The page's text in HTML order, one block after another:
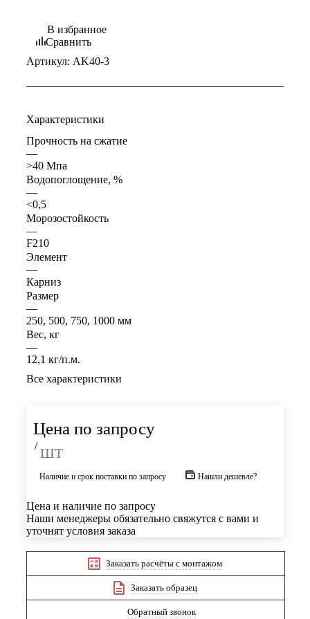
В избранное
Сравнить
Артикул: AK40-3
Характеристики
Прочность на сжатие
—
>40 Мпа
Водопоглощение, %
—
<0,5
Морозостойкость
—
F210
Элемент
—
Карниз
Размер
—
250, 500, 750, 1000 мм
Вес, кг
—
12,1 кг/п.м.
Все характеристики
Цена по запросу
/ шт
Наличие и срок поставки по запросу Нашли дешевле?
Цена и наличие по запросу
Наши менеджеры обязательно свяжутся с вами и
уточнят условия заказа
Заказать расчёты с монтажом
Заказать образец
Обратный звонок